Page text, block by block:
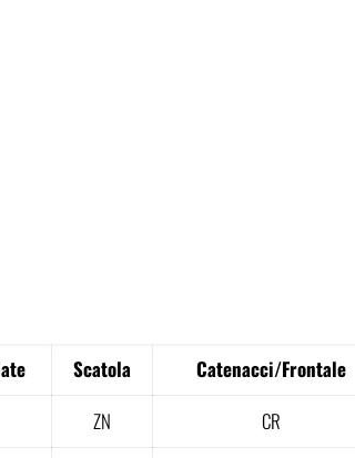
Scatola Catenacci/Frontale
ZN CR